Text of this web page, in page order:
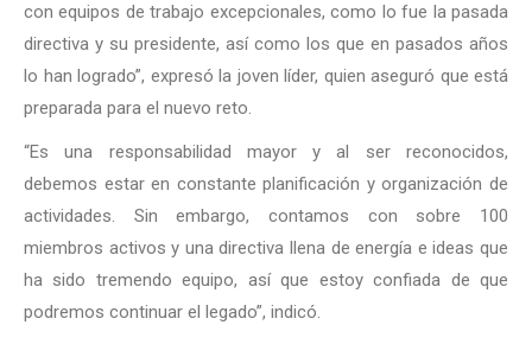
con equipos de trabajo excepcionales, como lo fue la pasada
directiva y su presidente, así como los que en pasados años
lo han logrado”, expresó la joven líder, quien aseguró que está
preparada para el nuevo reto.
“Es una responsabilidad mayor y al ser reconocidos,
debemos estar en constante planificación y organización de
actividades. Sin embargo, contamos con sobre 100
miembros activos y una directiva llena de energía e ideas que
ha sido tremendo equipo, así que estoy confiada de que
podremos continuar el legado”, indicó.